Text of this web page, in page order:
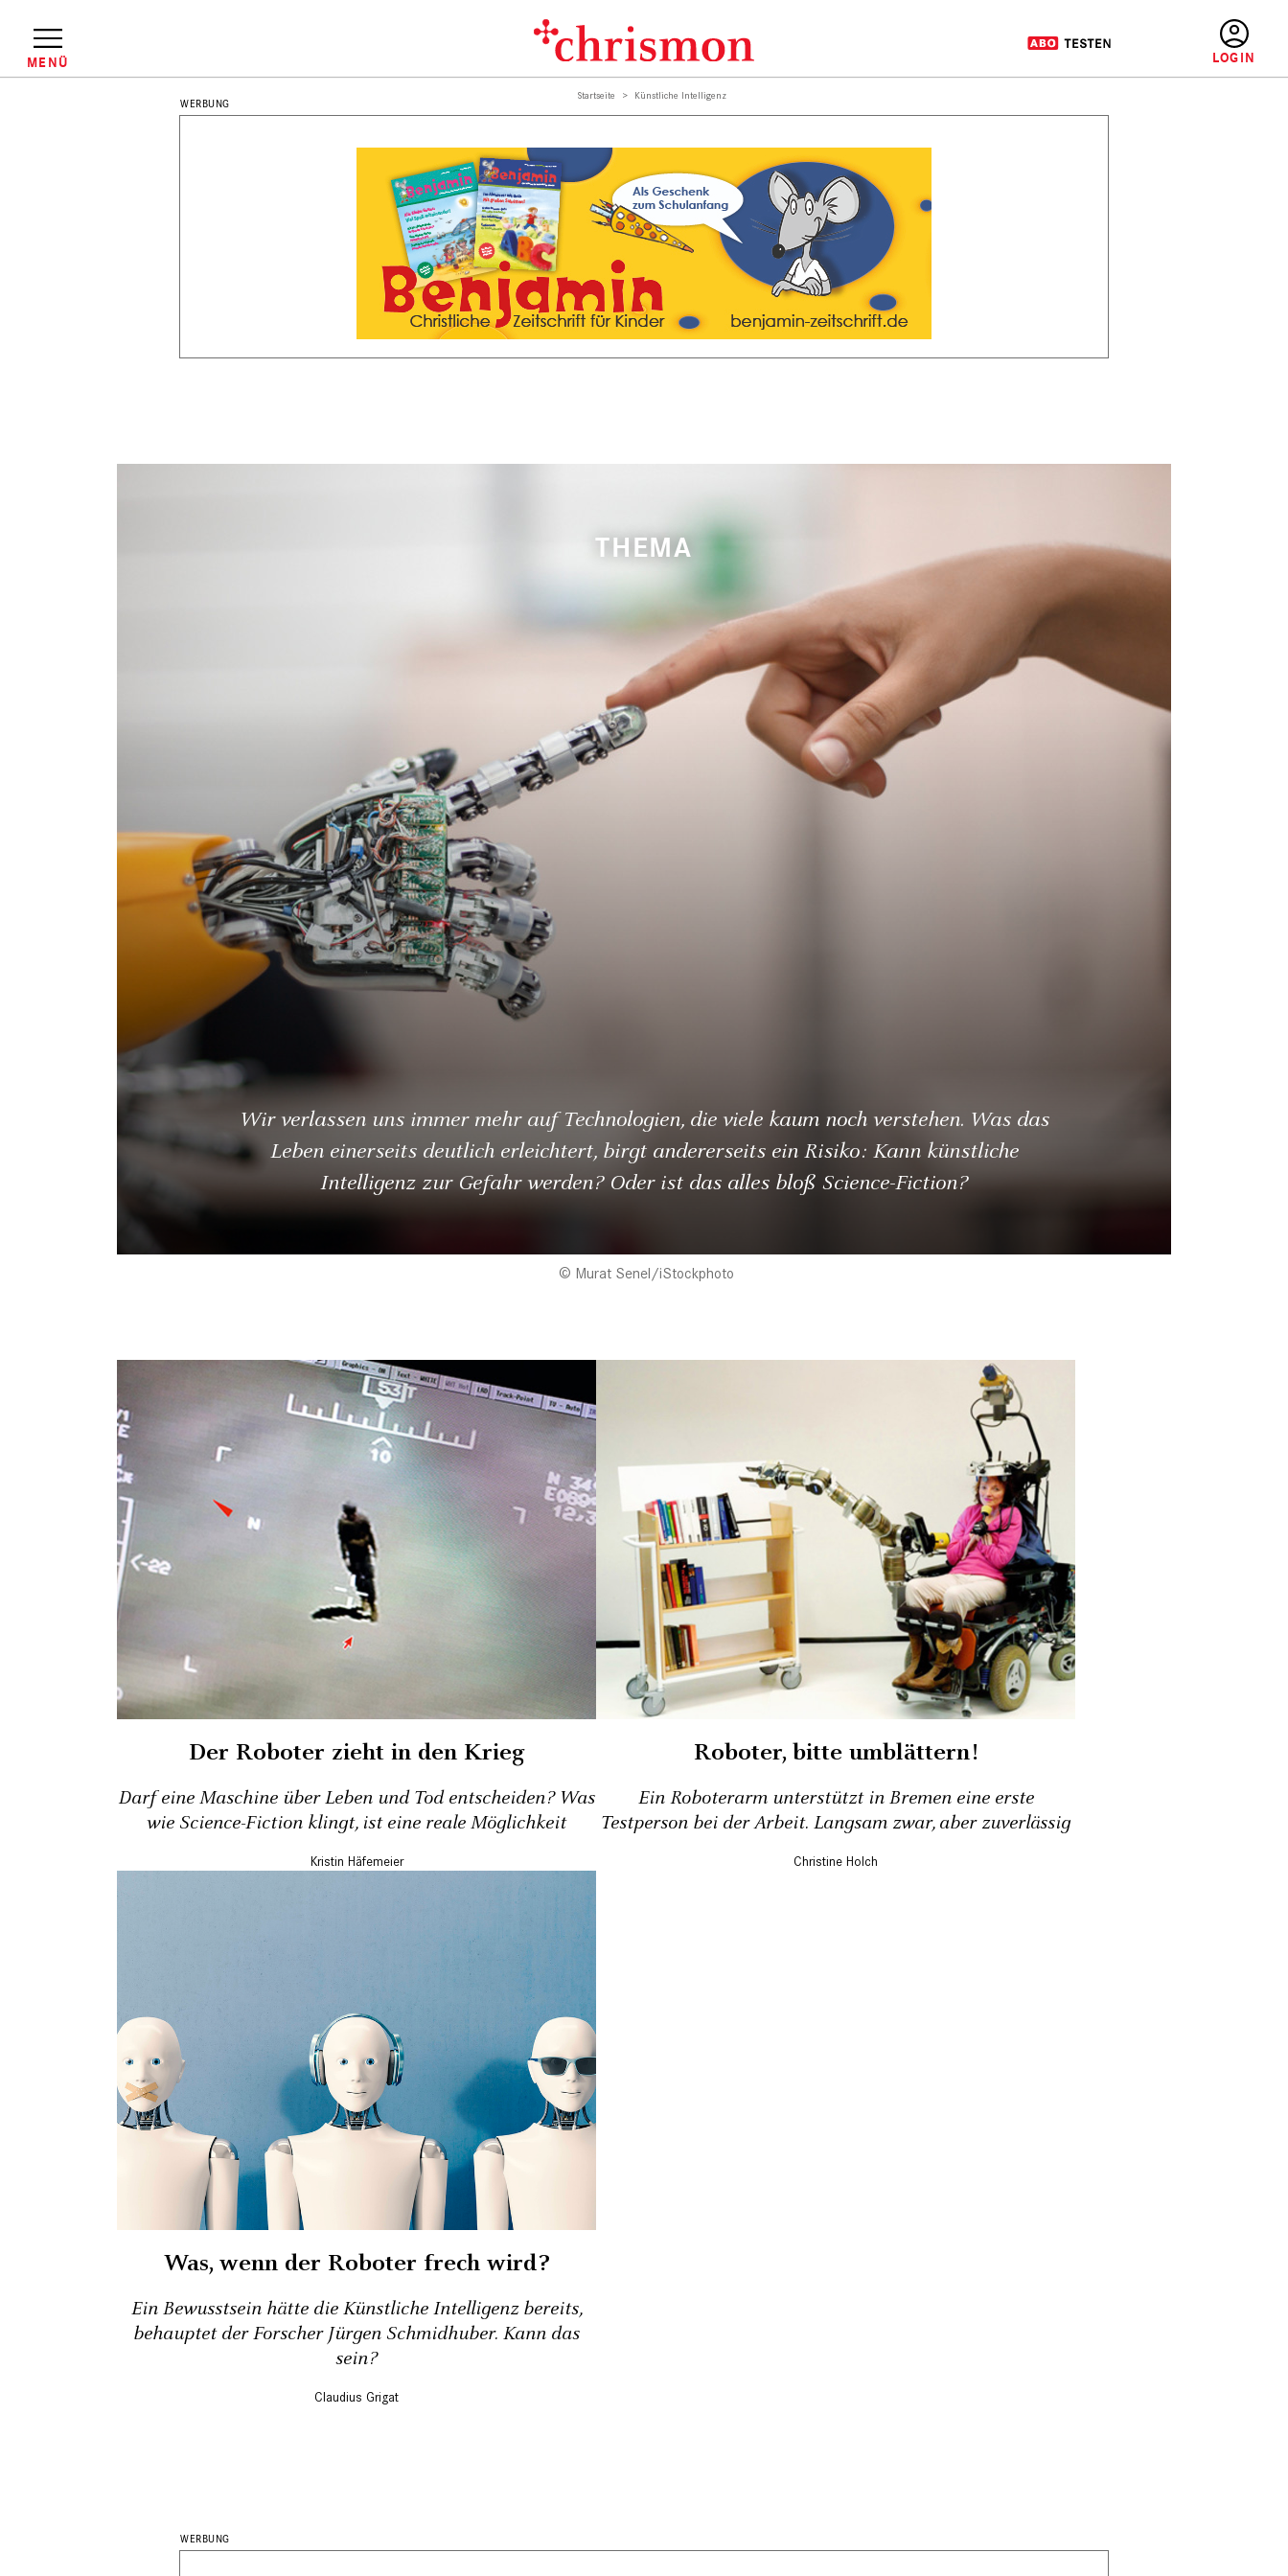
Inhalt
MENÜ
Startseite Künstliche Intelligenz
Murat Senel/iStockphoto
Wir verlassen uns immer mehr auf Technologien, die viele kaum noch verstehen. Was das
Leben einerseits deutlich erleichtert, birgt andererseits ein Risiko: Kann künstliche
Intelligenz zur Gefahr werden? Oder ist das alles bloß Science-Fiction?
Der Roboter zieht in den Krieg
Darf eine Maschine über Leben und Tod entscheiden? Was
wie Science-Fiction klingt, ist eine reale Möglichkeit
Kristin Häfemeier
Roboter, bitte umblättern!
Ein Roboterarm unterstützt in Bremen eine erste
Testperson bei der Arbeit. Langsam zwar, aber zuverlässig
Christine Holch
Was, wenn der Roboter frech wird?
Ein Bewusstsein hätte die Künstliche Intelligenz bereits,
behauptet der Forscher Jürgen Schmidhuber. Kann das
sein?
Claudius Grigat